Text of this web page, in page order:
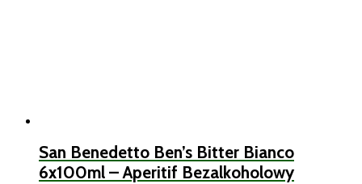
San Benedetto Ben’s Bitter Bianco
6x100ml – Aperitif Bezalkoholowy